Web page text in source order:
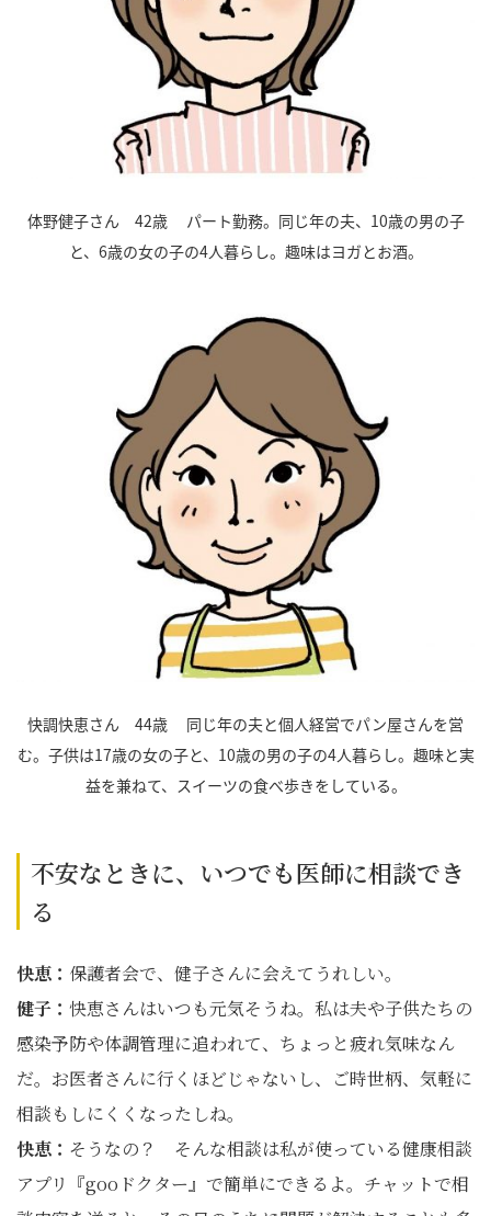
体野健子さん 42歳 パート勤務。同じ年の夫、10歳の男の子
と、6歳の女の子の4人暮らし。趣味はヨガとお酒。
快調快恵さん 44歳 同じ年の夫と個人経営でパン屋さんを営
む。子供は17歳の女の子と、10歳の男の子の4人暮らし。趣味と実
益を兼ねて、スイーツの食べ歩きをしている。
不安なときに、いつでも医師に相談でき
る
快恵： 保護者会で、健子さんに会えてうれしい。
健子： 快恵さんはいつも元気そうね。私は夫や子供たちの
感染予防や体調管理に追われて、ちょっと疲れ気味なん
だ。お医者さんに行くほどじゃないし、ご時世柄、気軽に
相談もしにくくなったしね。
快恵： そうなの？ そんな相談は私が使っている健康相談
アプリ『gooドクター』で簡単にできるよ。チャットで相